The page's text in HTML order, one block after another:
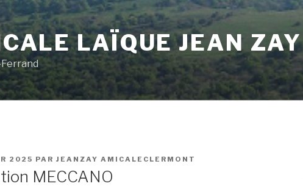
LAÏQUE JEAN ZAY
2025 PAR JEANZAY AMICALECLERMONT
MECCANO